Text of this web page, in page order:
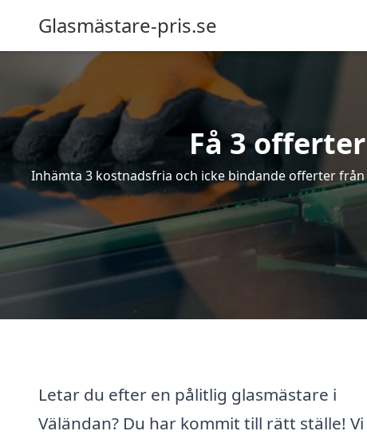
Glasmästare-pris.se
Få 3
Inhämta 3 kostnadsfria och icke bindande offerter
Letar du efter en pålitlig glasmästare i
Väländan? Du har kommit till rätt ställe! Vi